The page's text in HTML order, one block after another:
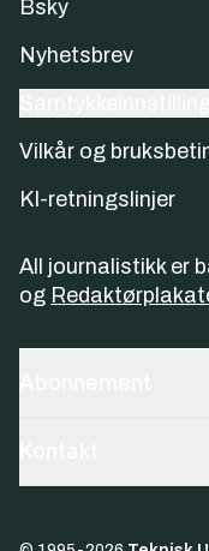
Bsky
Nyhetsbrev
Vilkår og
KI-retningslinjer
All journalistikk er
og